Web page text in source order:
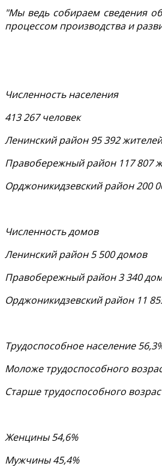
"Мы ведь собираем сведения
процессом производства и
Численность населения
413 267 человек
Ленинский район 95 392 жителей
Правобережный район 117 807
Орджоникидзевский район 200
Численность домов
Ленинский район 5 500 домов
Правобережный район 3 340
Орджоникидзевский район 11
Трудоспособное население
Моложе трудоспособного
Старше трудоспособного
Женцины 54,6%
Мужчины 45,4%